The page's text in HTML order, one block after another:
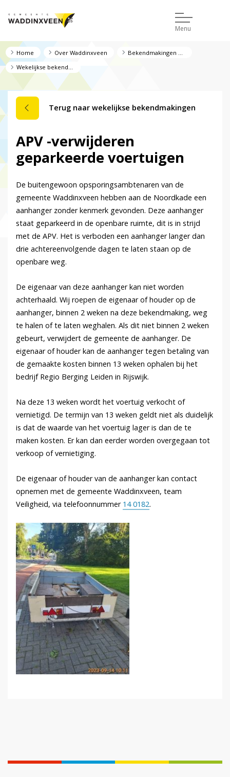
Menu
Home Over Waddinxveen
Wekelijkse bekendmakingen
Terug naar wekelijkse bekendmakingen
APV -verwijderen
geparkeerde voertuigen
De buitengewoon opsporingsambtenaren van de
gemeente Waddinxveen hebben aan de Noordkade een
aanhanger zonder kenmerk gevonden. Deze aanhanger
staat geparkeerd in de openbare ruimte, dit is in strijd
met de APV. Het is verboden een aanhanger langer dan
drie achtereenvolgende dagen te laten staan op de
openbare weg.
De eigenaar van deze aanhanger kan niet worden
achterhaald. Wij roepen de eigenaar of houder op de
aanhanger, binnen 2 weken na deze bekendmaking, weg
te halen of te laten weghalen. Als dit niet binnen 2 weken
gebeurt, verwijdert de gemeente de aanhanger. De
eigenaar of houder kan de aanhanger tegen betaling van
de gemaakte kosten binnen 13 weken ophalen bij het
bedrijf Regio Berging Leiden in Rijswijk.
Na deze 13 weken wordt het voertuig verkocht of
vernietigd. De termijn van 13 weken geldt niet als duidelijk
is dat de waarde van het voertuig lager is dan de te
maken kosten. Er kan dan eerder worden overgegaan tot
verkoop of vernietiging.
De eigenaar of houder van de aanhanger kan contact
opnemen met de gemeente Waddinxveen, team
Veiligheid, via telefoonnummer 14 0182.